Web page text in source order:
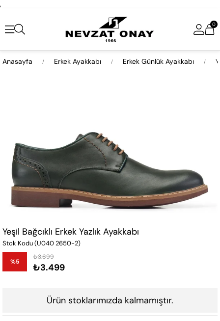
,
0
Anasayfa Erkek Ayakkabı Erkek Günlük Ayakkabı
Yeşil Bağcıklı Erkek Yazlık Ayakkabı
Stok Kodu(U040 2650-2)
%5
İndirim
₺3.699
₺3.499
Ürün stoklarımızda kalmamıştır.